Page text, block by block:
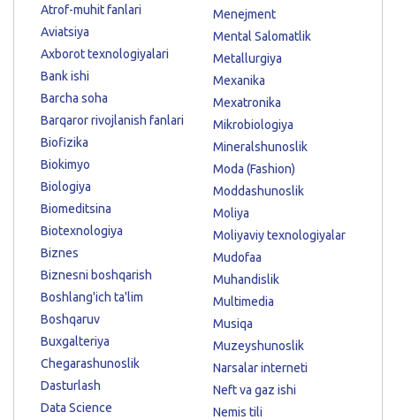
Atrof-muhit fanlari
Aviatsiya
Axborot texnologiyalari
Bank ishi
Barcha soha
Barqaror rivojlanish fanlari
Biofizika
Biokimyo
Biologiya
Biomeditsina
Biotexnologiya
Biznes
Biznesni boshqarish
Boshlang'ich ta'lim
Boshqaruv
Buxgalteriya
Chegarashunoslik
Dasturlash
Data Science
Menejment
Mental Salomatlik
Metallurgiya
Mexanika
Mexatronika
Mikrobiologiya
Mineralshunoslik
Moda (Fashion)
Moddashunoslik
Moliya
Moliyaviy texnologiyalar
Mudofaa
Muhandislik
Multimedia
Musiqa
Muzeyshunoslik
Narsalar interneti
Neft va gaz ishi
Nemis tili